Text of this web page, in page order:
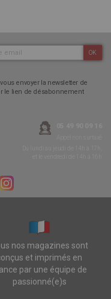
OK
envoyer la newsletter de
le lien de désabonnement
nos magazines sont
et imprimés en
par une équipe de
passionné(e)s